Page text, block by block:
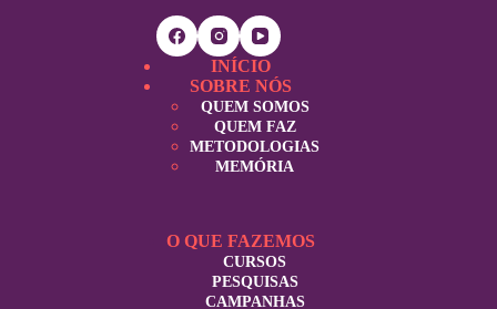
INÍCIO
SOBRE NÓS
QUEM SOMOS
QUEM FAZ
METODOLOGIAS
MEMÓRIA
O QUE FAZEMOS
CURSOS
PESQUISAS
CAMPANHAS